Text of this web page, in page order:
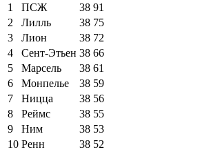
1
ПСЖ 38 91
2
Лилль 38 75
3
Лион 38 72
4
Сент-Этьен 38 66
5
Марсель 38 61
6
Монпелье 38 59
7
Ницца 38 56
8
Реймс 38 55
9
Ним 38 53
10 Ренн 38 52